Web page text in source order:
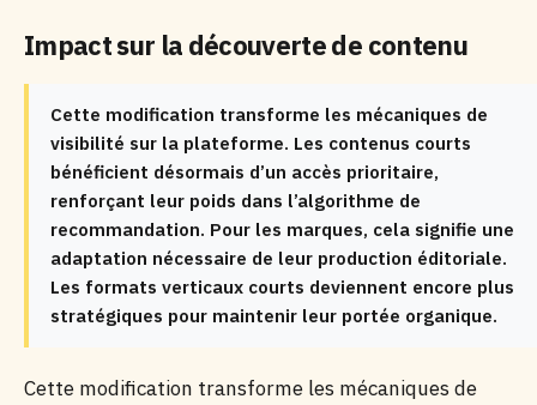
Impact sur la découverte de contenu
Cette modification transforme les mécaniques de
visibilité sur la plateforme. Les contenus courts
bénéficient désormais d’un accès prioritaire,
renforçant leur poids dans l’algorithme de
recommandation. Pour les marques, cela signifie une
adaptation nécessaire de leur production éditoriale.
Les formats verticaux courts deviennent encore plus
stratégiques pour maintenir leur portée organique.
Cette modification transforme les mécaniques de